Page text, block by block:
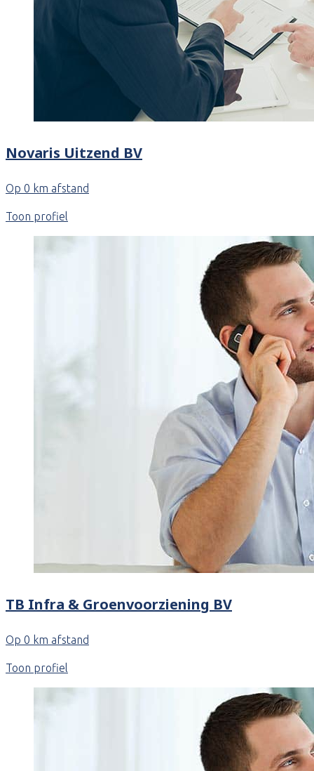
Novaris Uitzend BV
Op 0 km afstand
Toon profiel
TB Infra & Groenvoorziening BV
Op 0 km afstand
Toon profiel